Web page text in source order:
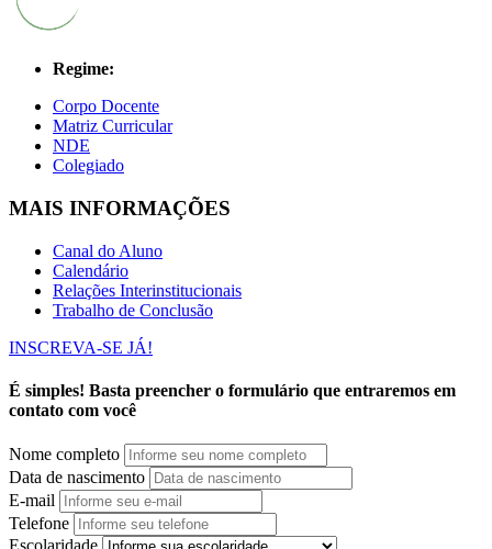
Regime:
Corpo Docente
Matriz Curricular
NDE
Colegiado
MAIS INFORMAÇÕES
Canal do Aluno
Calendário
Relações Interinstitucionais
Trabalho de Conclusão
INSCREVA-SE JÁ!
É simples! Basta preencher o formulário que entraremos em
contato com você
Nome completo
Data de nascimento
E-mail
Telefone